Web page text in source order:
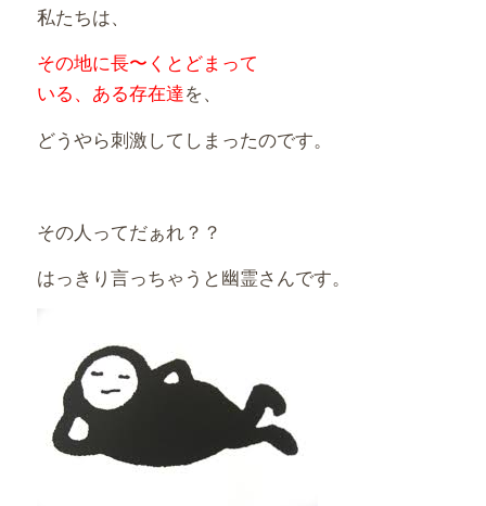
私たちは、
その地に長〜くとどまって
いる、ある存在達を、
どうやら刺激してしまったのです。
その人ってだぁれ？？
はっきり言っちゃうと幽霊さんです。